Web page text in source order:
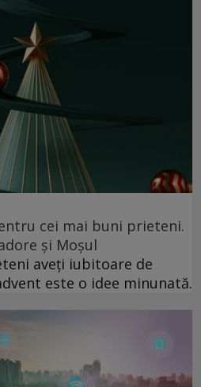
cei mai buni prieteni.
și Moșul
aveți iubitoare de
este o idee minunată.